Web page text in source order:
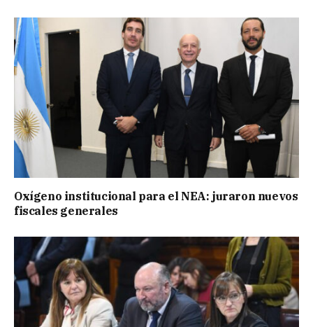
Oxígeno institucional para el NEA: juraron nuevos
fiscales generales